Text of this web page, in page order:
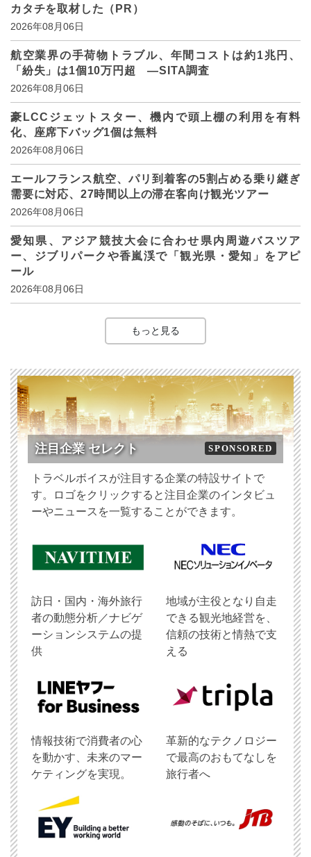
カタチを取材した（PR）
2026年08月06日
航空業界の手荷物トラブル、年間コストは約1兆円、
「紛失」は1個10万円超 ―SITA調査
2026年08月06日
豪LCCジェットスター、機内で頭上棚の利用を有料
化、座席下バッグ1個は無料
2026年08月06日
エールフランス航空、パリ到着客の5割占める乗り継ぎ
需要に対応、27時間以上の滞在客向け観光ツアー
2026年08月06日
愛知県、アジア競技大会に合わせ県内周遊バスツア
ー、ジブリパークや香嵐渓で「観光県・愛知」をアピ
ール
2026年08月06日
もっと見る
注目企業 セレクト SPONSORED
トラベルボイスが注目する企業の特設サイトで
す。ロゴをクリックすると注目企業のインタビュ
ーやニュースを一覧することができます。
訪日・国内・海外旅行
者の動態分析／ナビゲ
ーションシステムの提
供
地域が主役となり自走
できる観光地経営を、
信頼の技術と情熱で支
える
情報技術で消費者の心
を動かす、未来のマー
ケティングを実現。
革新的なテクノロジー
で最高のおもてなしを
旅行者へ